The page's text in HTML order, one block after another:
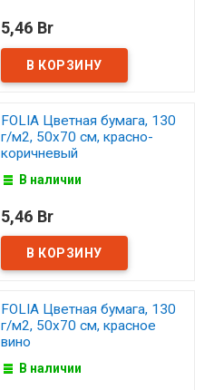
5,46 Br
FOLIA Цветная бумага, 130
г/м2, 50х70 см, красно-
коричневый
В наличии
5,46 Br
FOLIA Цветная бумага, 130
г/м2, 50х70 см, красное
вино
В наличии